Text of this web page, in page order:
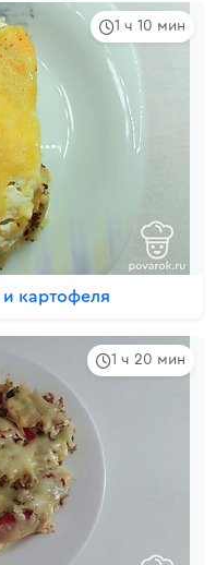
1 ч 10 мин
и картофеля
1 ч 20 мин